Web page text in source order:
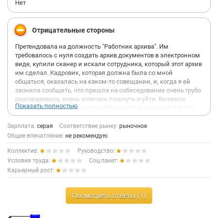
Нет
Отрицательные стороны
Претендовала на должность "Работник архива". Им
требовалось с нуля создать архив документов в электронном
виде, купили сканер и искали сотрудника, который этот архив
им сделал. Кадровик, которая должна была со мной
общаться, оказалась на каком-то совещании, и, когда я ей
звонила сообщить, что пришла на собеседование очень грубо
разговаривала, очень хотелось плюнуть и уйти. Вызвали
другую девчонку. Обещали работу на год, и если всё пойдёт
хорошо, то оформят на постоянку. Оформление по договору
ГПХ. Когда спросила, почему не срочный трудовой договор,
ничего внятно объяснить не смогли. Ещё сказали, что на
работу если и позовут, то только в марте (дело было в конце
февраля), т.к. им надо будет подготовить документы, рабочее
место и т.д. Через несколько дней мне позвонили и сказали,
что я им подхожу, но если я хочу у них работать, мне нужно
перекрасить волосы (он на тот момент был нестандартный), я
согласилась. Попросили заранее прислать все документы
для оформления договора (скан паспорта, инн, снилс и т.д.) И
вот, первый рабочий день, я прихожу как договаривались, и я
вижу, что обещанное рабочее место вообще не подготовлено,
Показать полностью
Зарплата: серая Соответствие рынку: рыночное
Общее впечатление: не рекомендую
Коллектив:
Руководство:
Условия труда:
Соц.пакет:
Карьерный рост:
Посмотреть ответы (1)